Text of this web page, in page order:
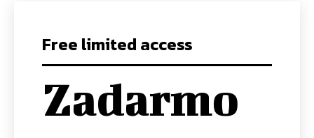
Free limited access
Zadarmo